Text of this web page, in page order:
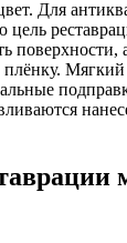
Для
цель
поверхности,
Мягкий